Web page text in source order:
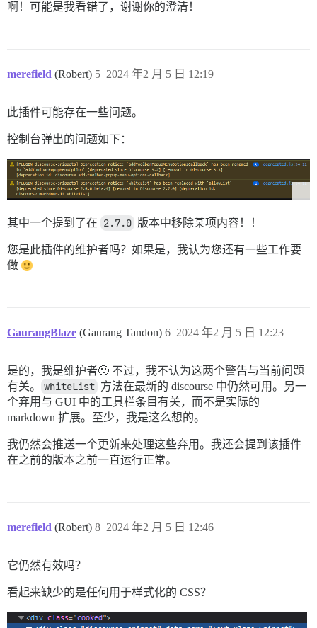
啊！可能是我看错了，谢谢你的澄清！
merefield (Robert) 2024 年2 月 5 日 12:19
5
此插件可能存在一些问题。
控制台弹出的问题如下：
其中一个提到了在 2.7.0 版本中移除某项内容！！
您是此插件的维护者吗？如果是，我认为您还有一些工作要
做
GaurangBlaze (Gaurang Tandon) 2024 年2 月 5 日 12:23
6
是的，我是维护者🙂 不过，我不认为这两个警告与当前问题
有关。
whiteList 方法在最新的 discourse 中仍然可用。另一
个弃用与 GUI 中的工具栏条目有关，而不是实际的
markdown 扩展。至少，我是这么想的。
我仍然会推送一个更新来处理这些弃用。我还会提到该插件
在之前的版本之前一直运行正常。
merefield (Robert) 2024 年2 月 5 日 12:46
8
它仍然有效吗？
看起来缺少的是任何用于样式化的 CSS？